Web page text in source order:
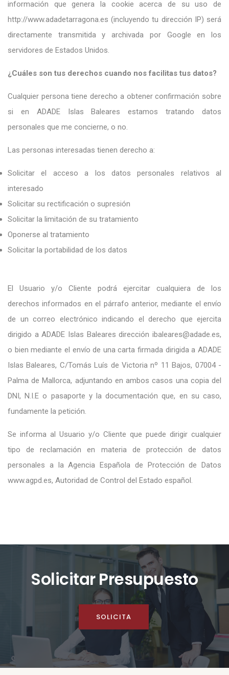
información que genera la cookie acerca de su uso de
http://www.adadetarragona.es (incluyendo tu dirección IP) será
directamente transmitida y archivada por Google en los
servidores de Estados Unidos.
¿Cuáles son tus derechos cuando nos facilitas tus datos?
Cualquier persona tiene derecho a obtener confirmación sobre
si en ADADE Islas Baleares estamos tratando datos
personales que me concierne, o no.
Las personas interesadas tienen derecho a:
Solicitar el acceso a los datos personales relativos al
interesado
Solicitar su rectificación o supresión
Solicitar la limitación de su tratamiento
Oponerse al tratamiento
Solicitar la portabilidad de los datos
El Usuario y/o Cliente podrá ejercitar cualquiera de los
derechos informados en el párrafo anterior, mediante el envío
de un correo electrónico indicando el derecho que ejercita
dirigido a ADADE Islas Baleares dirección ibaleares@adade.es,
o bien mediante el envío de una carta firmada dirigida a ADADE
Islas Baleares, C/Tomás Luís de Victoria nº 11 Bajos, 07004 -
Palma de Mallorca, adjuntando en ambos casos una copia del
DNI, N.I.E o pasaporte y la documentación que, en su caso,
fundamente la petición.
Se informa al Usuario y/o Cliente que puede dirigir cualquier
tipo de reclamación en materia de protección de datos
personales a la Agencia Española de Protección de Datos
www.agpd.es, Autoridad de Control del Estado español.
Solicitar Presupuesto
SOLICITA